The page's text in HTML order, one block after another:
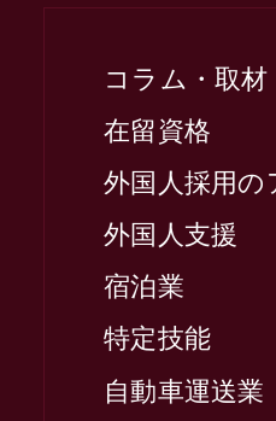
コラム・取材
在留資格
外国人採用
外国人支援
宿泊業
特定技能
自動車運送業